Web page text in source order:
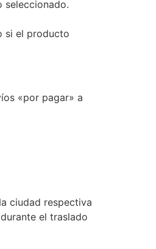
seleccionado.
si el producto
«por pagar» a
ciudad respectiva
el traslado